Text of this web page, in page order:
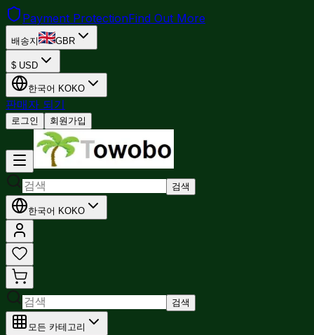
Payment ProtectionFind Out More
배송지 GBR
$ USD
한국어 KOKO
판매자 되기
로그인 회원가입
검색
한국어 KOKO
검색
모든 카테고리